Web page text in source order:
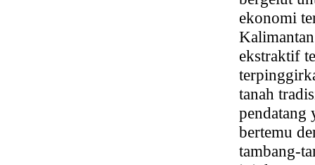
ekonomi
ekstraktif
tanah
pendatang
bertemu
tambang-